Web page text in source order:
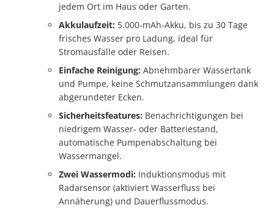
jedem Ort im Haus oder Garten.
Akkulaufzeit: 5.000-mAh-Akku, bis zu 30 Tage
frisches Wasser pro Ladung, ideal für
Stromausfälle oder Reisen.
Einfache Reinigung: Abnehmbarer Wassertank
und Pumpe, keine Schmutzansammlungen dank
abgerundeter Ecken.
Sicherheitsfeatures: Benachrichtigungen bei
niedrigem Wasser- oder Batteriestand,
automatische Pumpenabschaltung bei
Wassermangel.
Zwei Wassermodi: Induktionsmodus mit
Radarsensor (aktiviert Wasserfluss bei
Annäherung) und Dauerflussmodus.